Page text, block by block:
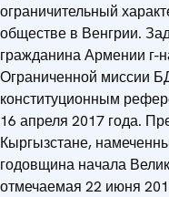
ограничительный
обществе в Венгрии.
гражданина Армении г-
Ограниченной миссии
конституционным
16 апреля 2017 года.
Кыргызстане,
годовщина начала
отмечаемая 22 июня